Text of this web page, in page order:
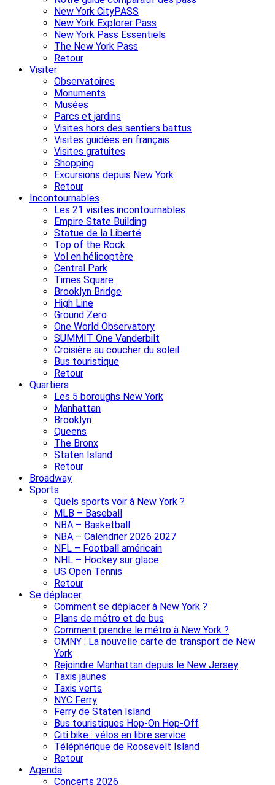
New York CityPASS
New York Explorer Pass
New York Pass Essentiels
The New York Pass
Retour
Visiter
Observatoires
Monuments
Musées
Parcs et jardins
Visites hors des sentiers battus
Visites guidées en français
Visites gratuites
Shopping
Excursions depuis New York
Retour
Incontournables
Les 21 visites incontournables
Empire State Building
Statue de la Liberté
Top of the Rock
Vol en hélicoptère
Central Park
Times Square
Brooklyn Bridge
High Line
Ground Zero
One World Observatory
SUMMIT One Vanderbilt
Croisière au coucher du soleil
Bus touristique
Retour
Quartiers
Les 5 boroughs New York
Manhattan
Brooklyn
Queens
The Bronx
Staten Island
Retour
Broadway
Sports
Quels sports voir à New York ?
MLB – Baseball
NBA – Basketball
NBA – Calendrier 2026 2027
NFL – Football américain
NHL – Hockey sur glace
US Open Tennis
Retour
Se déplacer
Comment se déplacer à New York ?
Plans de métro et de bus
Comment prendre le métro à New York ?
OMNY : La nouvelle carte de transport de New
York
Rejoindre Manhattan depuis le New Jersey
Taxis jaunes
Taxis verts
NYC Ferry
Ferry de Staten Island
Bus touristiques Hop-On Hop-Off
Citi bike : vélos en libre service
Téléphérique de Roosevelt Island
Retour
Agenda
Concerts 2026